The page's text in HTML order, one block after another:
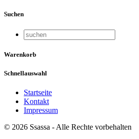
Suchen
Warenkorb
Schnellauswahl
Startseite
Kontakt
Impressum
© 2026 Ssassa - Alle Rechte vorbehalten